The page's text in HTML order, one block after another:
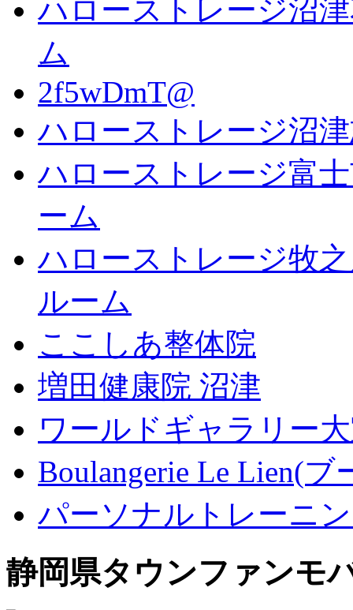
ハローストレージ沼
ム
2f5wDmT@
ハローストレージ沼
ハローストレージ富
ーム
ハローストレージ牧
ルーム
ここしあ整体院
増田健康院 沼津
ワールドギャラリー
Boulangerie Le Lien(
パーソナルトレーニ
静岡県タウンファンモ